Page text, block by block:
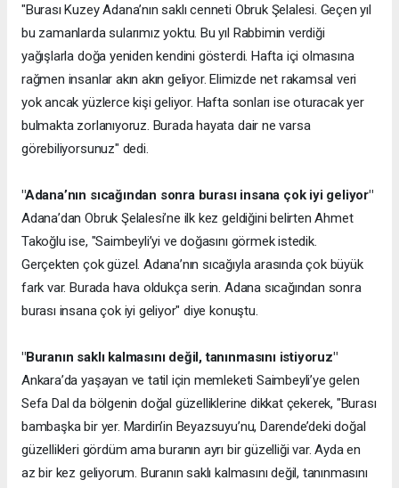
"Burası Kuzey Adana’nın saklı cenneti Obruk Şelalesi. Geçen yıl
bu zamanlarda sularımız yoktu. Bu yıl Rabbimin verdiği
yağışlarla doğa yeniden kendini gösterdi. Hafta içi olmasına
rağmen insanlar akın akın geliyor. Elimizde net rakamsal veri
yok ancak yüzlerce kişi geliyor. Hafta sonları ise oturacak yer
bulmakta zorlanıyoruz. Burada hayata dair ne varsa
görebiliyorsunuz" dedi.
"Adana’nın sıcağından sonra burası insana çok iyi geliyor"
Adana’dan Obruk Şelalesi’ne ilk kez geldiğini belirten Ahmet
Takoğlu ise, "Saimbeyli’yi ve doğasını görmek istedik.
Gerçekten çok güzel. Adana’nın sıcağıyla arasında çok büyük
fark var. Burada hava oldukça serin. Adana sıcağından sonra
burası insana çok iyi geliyor" diye konuştu.
"Buranın saklı kalmasını değil, tanınmasını istiyoruz"
Ankara’da yaşayan ve tatil için memleketi Saimbeyli’ye gelen
Sefa Dal da bölgenin doğal güzelliklerine dikkat çekerek, "Burası
bambaşka bir yer. Mardin’in Beyazsuyu’nu, Darende’deki doğal
güzellikleri gördüm ama buranın ayrı bir güzelliği var. Ayda en
az bir kez geliyorum. Buranın saklı kalmasını değil, tanınmasını